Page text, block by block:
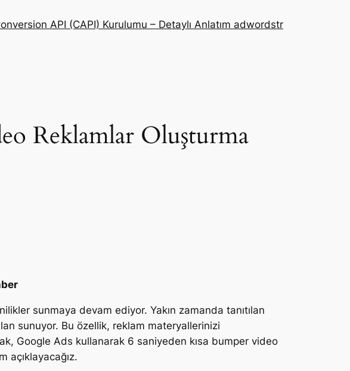
API (CAPI) Kurulumu – Detaylı Anlatım adwordstr
Reklamlar Oluşturma
sunmaya devam ediyor. Yakın zamanda tanıtılan
sunuyor. Bu özellik, reklam materyallerinizi
Google Ads kullanarak 6 saniyeden kısa bumper video
açıklayacağız.